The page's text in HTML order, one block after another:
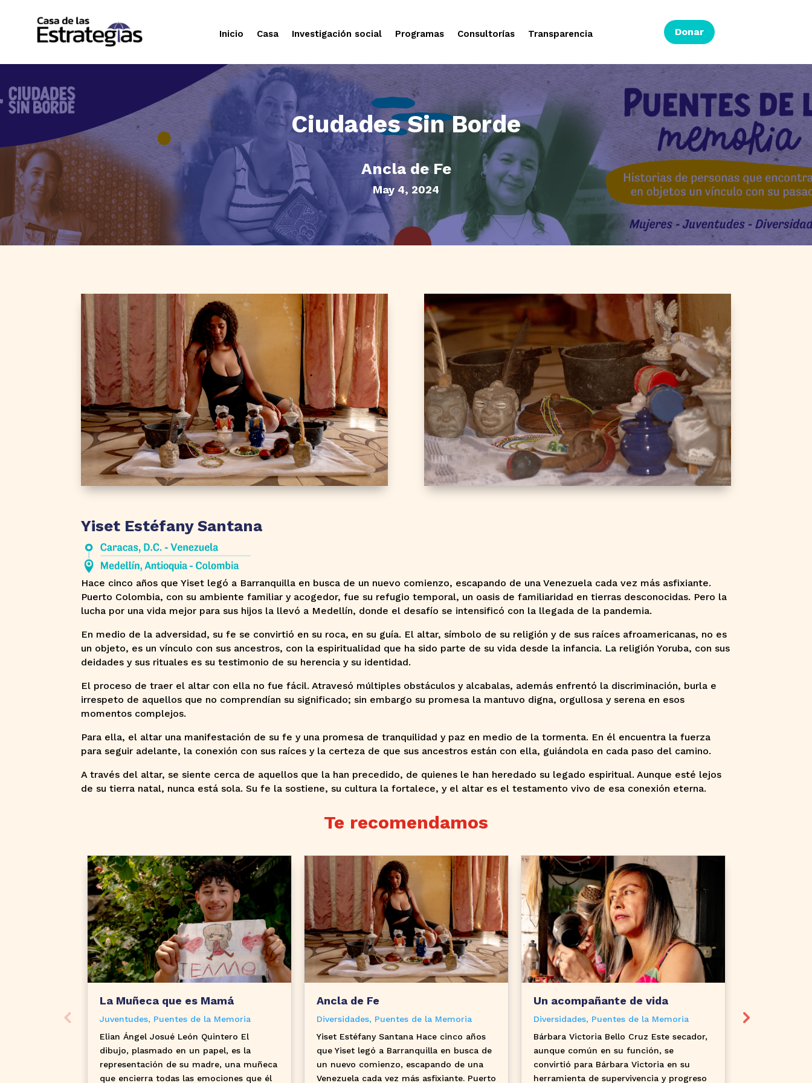
Inicio Casa Investigación social Programas Consultorías Transparencia Donar
Ciudades Sin Borde
Ancla de Fe
May 4, 2024
Yiset Estéfany Santana
Hace cinco años que Yiset legó a Barranquilla en busca de un nuevo comienzo, escapando de una Venezuela cada vez más asfixiante.
Puerto Colombia, con su ambiente familiar y acogedor, fue su refugio temporal, un oasis de familiaridad en tierras desconocidas. Pero la
lucha por una vida mejor para sus hijos la llevó a Medellín, donde el desafío se intensificó con la llegada de la pandemia.
En medio de la adversidad, su fe se convirtió en su roca, en su guía. El altar, símbolo de su religión y de sus raíces afroamericanas, no es
un objeto, es un vínculo con sus ancestros, con la espiritualidad que ha sido parte de su vida desde la infancia. La religión Yoruba, con sus
deidades y sus rituales es su testimonio de su herencia y su identidad.
El proceso de traer el altar con ella no fue fácil. Atravesó múltiples obstáculos y alcabalas, además enfrentó la discriminación, burla e
irrespeto de aquellos que no comprendían su significado; sin embargo su promesa la mantuvo digna, orgullosa y serena en esos
momentos complejos.
Para ella, el altar una manifestación de su fe y una promesa de tranquilidad y paz en medio de la tormenta. En él encuentra la fuerza
para seguir adelante, la conexión con sus raíces y la certeza de que sus ancestros están con ella, guiándola en cada paso del camino.
A través del altar, se siente cerca de aquellos que la han precedido, de quienes le han heredado su legado espiritual. Aunque esté lejos
de su tierra natal, nunca está sola. Su fe la sostiene, su cultura la fortalece, y el altar es el testamento vivo de esa conexión eterna.
Te recomendamos
La Muñeca que es Mamá
Juventudes, Puentes de la Memoria
Elian Ángel Josué León Quintero El
dibujo, plasmado en un papel, es la
representación de su madre, una muñeca
que encierra todas las emociones que él
Ancla de Fe
Diversidades, Puentes de la Memoria
Yiset Estéfany Santana Hace cinco años
que Yiset legó a Barranquilla en busca de
un nuevo comienzo, escapando de una
Venezuela cada vez más asfixiante. Puerto
Un acompañante de vida
Diversidades, Puentes de la Memoria
Bárbara Victoria Bello Cruz Este secador,
aunque común en su función, se
convirtió para Bárbara Victoria en su
herramienta de supervivencia y progreso